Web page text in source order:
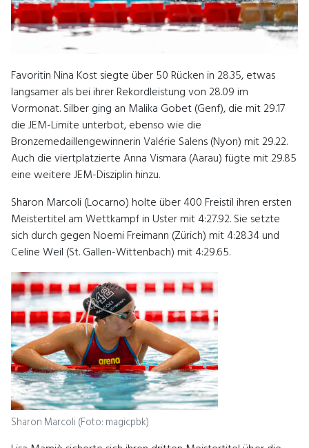
Favoritin Nina Kost siegte über 50 Rücken in 28.35, etwas
langsamer als bei ihrer Rekordleistung von 28.09 im
Vormonat. Silber ging an Malika Gobet (Genf), die mit 29.17
die JEM-Limite unterbot, ebenso wie die
Bronzemedaillengewinnerin Valérie Salens (Nyon) mit 29.22.
Auch die viertplatzierte Anna Vismara (Aarau) fügte mit 29.85
eine weitere JEM-Disziplin hinzu.
Sharon Marcoli (Locarno) holte über 400 Freistil ihren ersten
Meistertitel am Wettkampf in Uster mit 4:27.92. Sie setzte
sich durch gegen Noemi Freimann (Zürich) mit 4:28.34 und
Celine Weil (St. Gallen-Wittenbach) mit 4:29.65.
Sharon Marcoli (Foto: magicpbk)